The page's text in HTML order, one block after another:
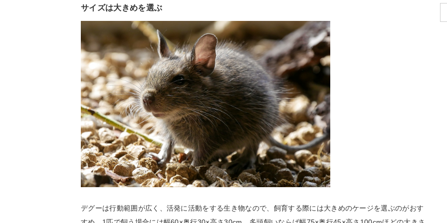
サイズは大きめを選ぶ
デグーは行動範囲が広く、活発に活動をする生き物なので、飼育する際には大きめのケージを選ぶのがおす